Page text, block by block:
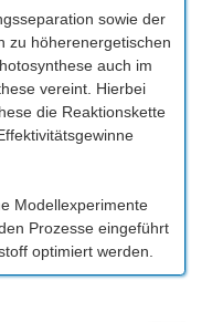
sowie der
zu höherenergetischen
auch im
vereint. Hierbei
die Reaktionskette
Modellexperimente
Prozesse eingeführt
optimiert werden.